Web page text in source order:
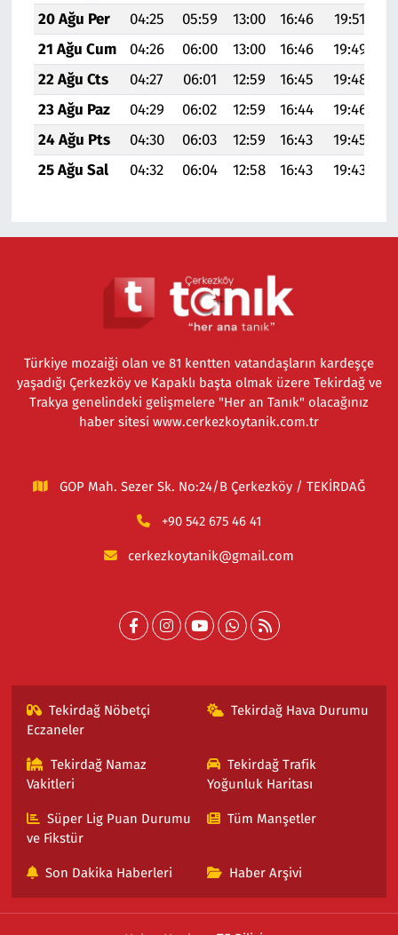
20 Ağu Per
04:25 05:59 13:00 16:46 19:51
21 Ağu Cum
04:26 06:00 13:00 16:46 19:49
22 Ağu Cts
04:27 06:01 12:59 16:45 19:48
23 Ağu Paz
04:29 06:02 12:59 16:44 19:46
24 Ağu Pts
04:30 06:03 12:59 16:43 19:45
25 Ağu Sal
04:32 06:04 12:58 16:43 19:43
Türkiye mozaiği olan ve 81 kentten vatandaşların kardeşçe
yaşadığı Çerkezköy ve Kapaklı başta olmak üzere Tekirdağ ve
Trakya genelindeki gelişmelere "Her an Tanık" olacağınız
haber sitesi www.cerkezkoytanik.com.tr
GOP Mah. Sezer Sk. No:24/B Çerkezköy / TEKİRDAĞ
+90 542 675 46 41
cerkezkoytanik@gmail.com
Tekirdağ Nöbetçi
Eczaneler
Tekirdağ Hava Durumu
Tekirdağ Namaz
Vakitleri
Tekirdağ Trafik
Yoğunluk Haritası
Süper Lig Puan Durumu
ve Fikstür
Tüm Manşetler
Son Dakika Haberleri Haber Arşivi